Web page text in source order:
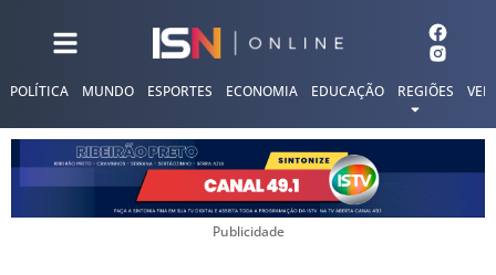
POLÍTICA MUNDO ESPORTES ECONOMIA EDUCAÇÃO REGIÕES
Publicidade